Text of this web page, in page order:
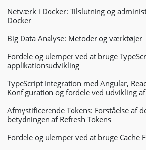
Netværk i Docker: Tilslutning og
Docker
Big Data Analyse: Metoder og værktøjer
Fordele og ulemper ved at bruge
applikationsudvikling
TypeScript Integration med Angular,
Konfiguration og fordele ved udvikling
Afmystificerende Tokens: Forståelse af
betydningen af Refresh Tokens
Fordele og ulemper ved at bruge Cache